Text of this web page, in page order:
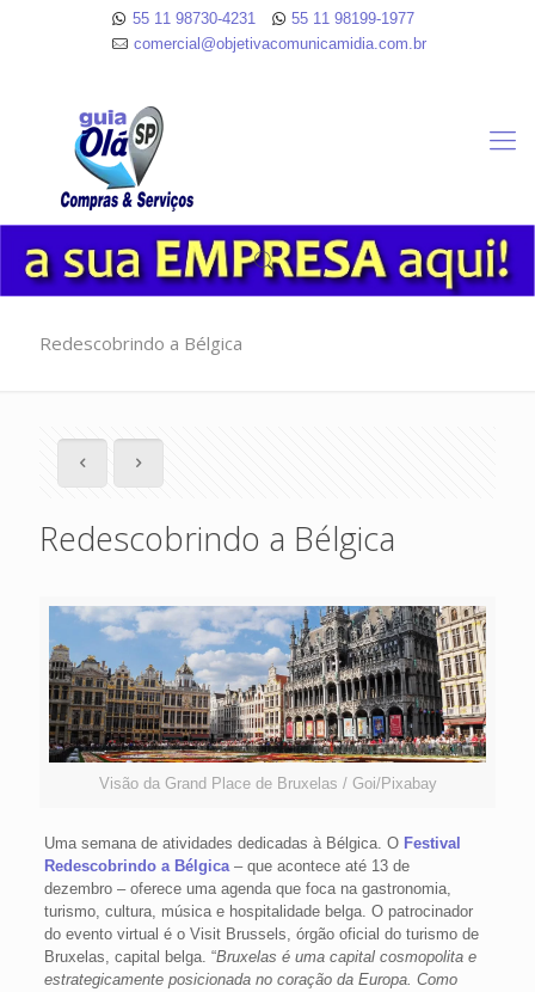
55 11 98730-4231
55 11 98199-1977
comercial@objetivacomunicamidia.com.br
Redescobrindo a Bélgica
Redescobrindo a Bélgica
Visão da Grand Place de Bruxelas / Goi/Pixabay
Uma semana de atividades dedicadas à Bélgica. O Festival
Redescobrindo a Bélgica– que acontece até 13 de
dezembro – oferece uma agenda que foca na gastronomia,
turismo, cultura, música e hospitalidade belga. O patrocinador
do evento virtual é o Visit Brussels, órgão oficial do turismo de
Bruxelas, capital belga. “Bruxelas é uma capital cosmopolita e
estrategicamente posicionada no coração da Europa. Como